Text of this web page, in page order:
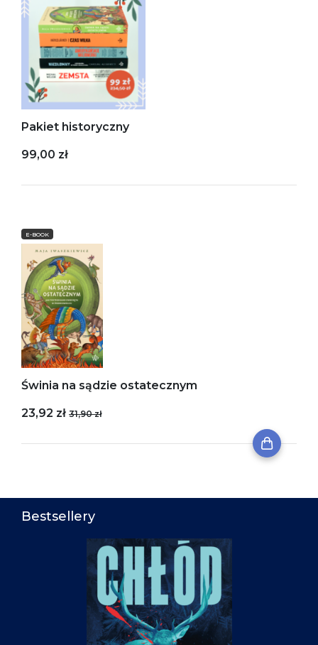
Pakiet historyczny
99,00 zł
E-BOOK
Świnia na sądzie ostatecznym
23,92 zł 31,90 zł
Bestsellery